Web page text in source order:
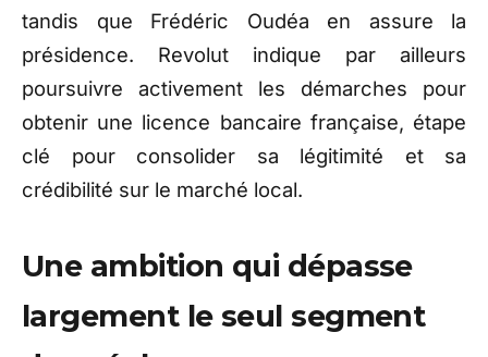
tandis que Frédéric Oudéa en assure la
présidence. Revolut indique par ailleurs
poursuivre activement les démarches pour
obtenir une licence bancaire française, étape
clé pour consolider sa légitimité et sa
crédibilité sur le marché local.
Une ambition qui dépasse
largement le seul segment